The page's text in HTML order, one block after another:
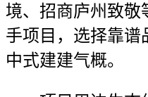
境、招商庐州致敬
手项目，选择靠谱
中式建建气概。